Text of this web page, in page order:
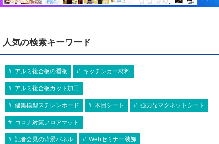
人気の検索キーワード
アルミ複合板の看板 キッチンカー材料
アルミ複合板カット加工
建築模型スチレンボード 木目シート 強力なマグネットシート
コロナ対策フロアマット
記者会見の背景パネル Webセミナー装飾